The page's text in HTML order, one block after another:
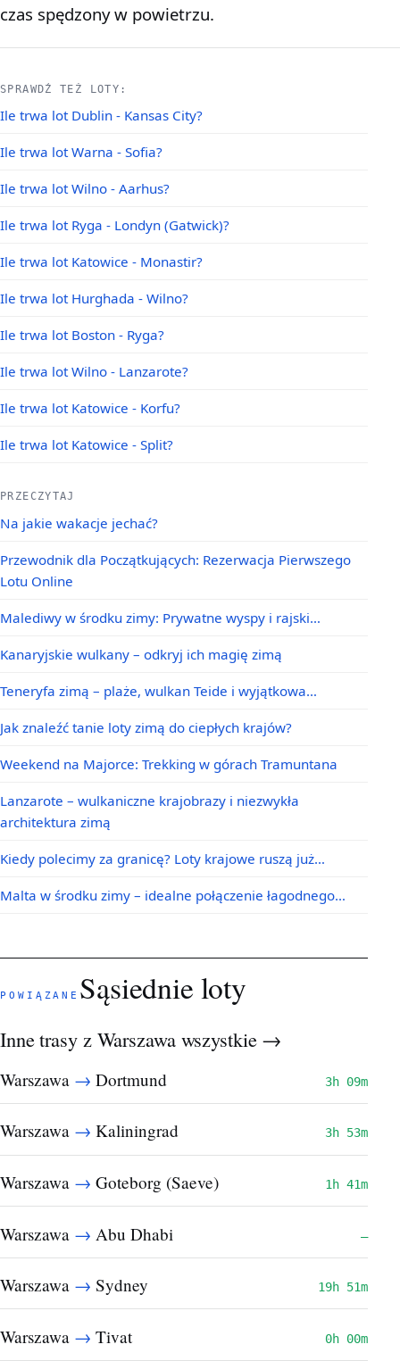
czas spędzony w powietrzu.
SPRAWDŹ TEŻ LOTY:
Ile trwa lot Dublin - Kansas City?
Ile trwa lot Warna - Sofia?
Ile trwa lot Wilno - Aarhus?
Ile trwa lot Ryga - Londyn (Gatwick)?
Ile trwa lot Katowice - Monastir?
Ile trwa lot Hurghada - Wilno?
Ile trwa lot Boston - Ryga?
Ile trwa lot Wilno - Lanzarote?
Ile trwa lot Katowice - Korfu?
Ile trwa lot Katowice - Split?
PRZECZYTAJ
Na jakie wakacje jechać?
Przewodnik dla Początkujących: Rezerwacja Pierwszego
Lotu Online
Malediwy w środku zimy: Prywatne wyspy i rajski…
Kanaryjskie wulkany – odkryj ich magię zimą
Teneryfa zimą – plaże, wulkan Teide i wyjątkowa…
Jak znaleźć tanie loty zimą do ciepłych krajów?
Weekend na Majorce: Trekking w górach Tramuntana
Lanzarote – wulkaniczne krajobrazy i niezwykła
architektura zimą
Kiedy polecimy za granicę? Loty krajowe ruszą już…
Malta w środku zimy – idealne połączenie łagodnego…
POWIĄZANE Sąsiednie loty
Inne trasy z Warszawa wszystkie →
Warszawa → Dortmund 3h 09m
Warszawa → Kaliningrad 3h 53m
Warszawa → Goteborg (Saeve) 1h 41m
Warszawa → Abu Dhabi —
Warszawa → Sydney 19h 51m
Warszawa → Tivat 0h 00m